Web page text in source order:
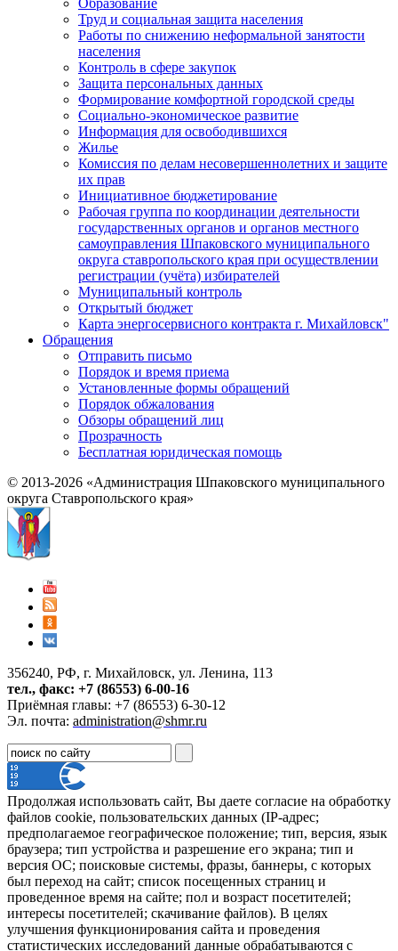
Образование
Труд и социальная защита населения
Работы по снижению неформальной занятости
населения
Контроль в сфере закупок
Защита персональных данных
Формирование комфортной городской среды
Социально-экономическое развитие
Информация для освободившихся
Жилье
Комиссия по делам несовершеннолетних и защите
их прав
Инициативное бюджетирование
Рабочая группа по координации деятельности
государственных органов и органов местного
самоуправления Шпаковского муниципального
округа ставропольского края при осуществлении
регистрации (учёта) избирателей
Муниципальный контроль
Открытый бюджет
Карта энергосервисного контракта г. Михайловск"
Обращения
Отправить письмо
Порядок и время приема
Установленные формы обращений
Порядок обжалования
Обзоры обращений лиц
Прозрачность
Бесплатная юридическая помощь
© 2013-2026 «Администрация Шпаковского муниципального
округа Ставропольского края»
356240, РФ, г. Михайловск, ул. Ленина, 113
тел., факс: +7 (86553) 6-00-16
Приёмная главы: +7 (86553) 6-30-12
Эл. почта: administration@shmr.ru
Продолжая использовать сайт, Вы даете согласие на обработку
файлов cookie, пользовательских данных (IP-адрес;
предполагаемое географическое положение; тип, версия, язык
браузера; тип устройства и разрешение его экрана; тип и
версия ОС; поисковые системы, фразы, баннеры, с которых
был переход на сайт; список посещенных страниц и
проведенное время на сайте; пол и возраст посетителей;
интересы посетителей; скачивание файлов). В целях
улучшения функционирования сайта и проведения
статистических исследований данные обрабатываются с